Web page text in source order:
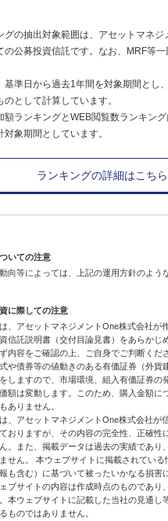
の抽出対象範囲は、アセットマネジ
の公募投資信託です。なお、MRF等
準日から過去1年間を対象期間とし
のとして計算しています。
ランキングとWEB閲覧数ランキン
対象期間としています。
ランキングの詳細はこちら
いての注意
向等によっては、上記の運用方針のよう
に際しての注意
、アセットマネジメントOne株式会社が
信託説明書（交付目論見書）をあらかじ
内容をご確認の上、ご自身でご判断くだ
や債券等の値動きのある有価証券（外貨
しますので、市場環境、組入有価証券の
額は変動します。このため、購入金額に
ありません。
、アセットマネジメントOne株式会社が
おりますが、その内容の完全性、正確性
。また、掲載データは過去の実績であり
せん。 本ウェブサイトに掲載されてい
も含む）に基づいて被ったいかなる損害
ブサイトの内容は作成時点のものであり
本ウェブサイトに記載した当社の見通し
ものではありません。